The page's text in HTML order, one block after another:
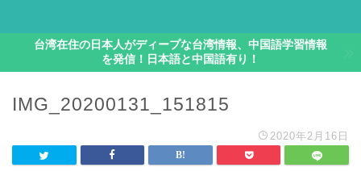
台湾在住の日本人がディープな台湾情報、中国語学習情報
を発信！日本語と中国語有り！
IMG_20200131_151815
2020年2月16日